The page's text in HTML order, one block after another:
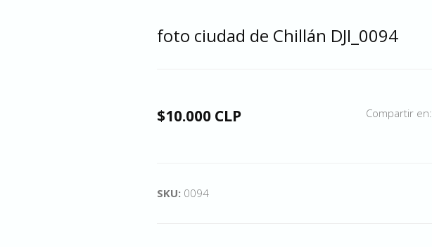
foto ciudad de Chillán DJI_0094
$10.000 CLP Compartir en:
SKU: 0094